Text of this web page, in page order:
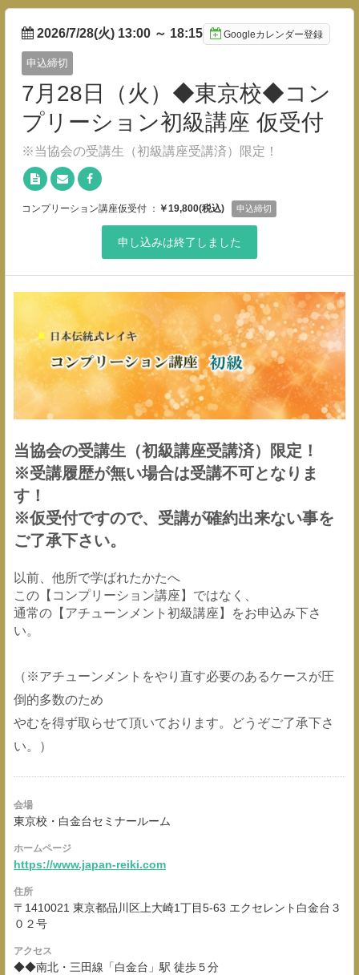
2026/7/28(火) 13:00 ～ 18:15 Googleカレンダー登録
申込締切
7月28日（火）◆東京校◆コン
プリーション初級講座 仮受付
※当協会の受講生（初級講座受講済）限定！
コンプリーション講座仮受付 ： ￥19,800(税込) 申込締切
申し込みは終了しました
当協会の受講生（初級講座受講済）限定！
※受講履歴が無い場合は受講不可となりま
す！
※仮受付ですので、受講が確約出来ない事を
ご了承下さい。
以前、他所で学ばれたかたへ
この【コンプリーション講座】ではなく、
通常の【アチューンメント初級講座】をお申込み下さ
い。
（※アチューンメントをやり直す必要のあるケースが圧
倒的多数のため
やむを得ず取らせて頂いております。どうぞご了承下さ
い。）
会場
東京校・白金台セミナールーム
ホームページ
https://www.japan-reiki.com
住所
〒1410021 東京都品川区上大崎1丁目5-63 エクセレント白金台３
０２号
アクセス
◆◆南北・三田線「白金台」駅 徒歩５分